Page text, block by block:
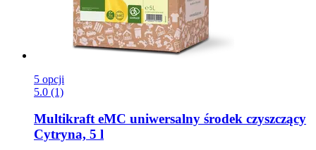
5 opcji
5.0 (1)
MultikrafteMC uniwersalny środek czyszczący
Cytryna, 5 l